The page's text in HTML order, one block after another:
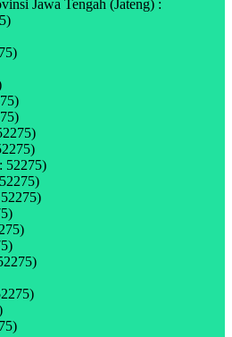
Jawa Tengah (Jateng) :
52275)